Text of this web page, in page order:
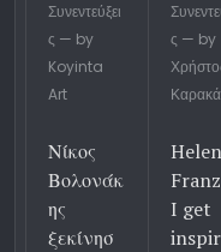
Συνεντεύξει
ς — by
Koyinta
Art
Νίκος
Βολονάκ
ης
ξεκίνησ
ς — by
I get